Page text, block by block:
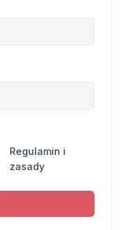
Regulamin i
zasady